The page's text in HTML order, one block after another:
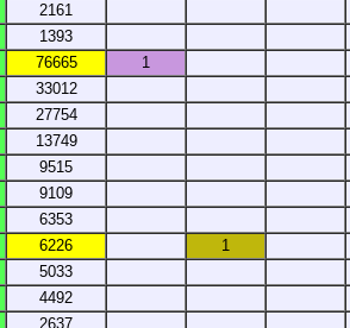
2161
1393
76665
1
33012
27754
13749
9515
9109
6353
6226
1
5033
4492
2637